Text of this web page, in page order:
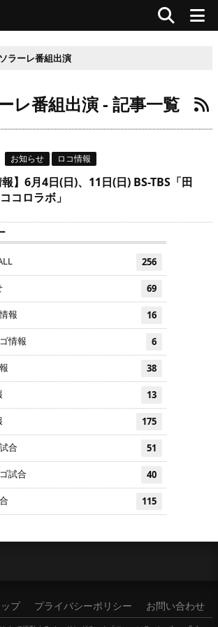
ラーレ番組出演
レ番組出演 - 記事一覧
お知らせ ロコ情報
報】6月4日(日)、11日(日) BS-TBS「田
コロラボ」
256
69
報 16
情報 6
38
13
175
合 51
試合 40
115
プ プライバシーポリシー お問い合わせ